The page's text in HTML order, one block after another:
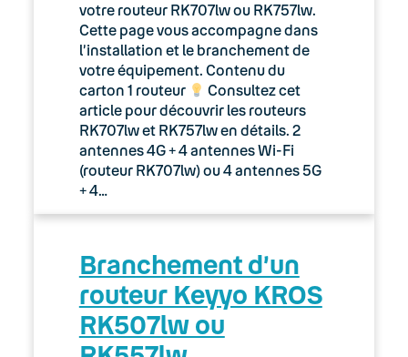
votre routeur RK707lw ou RK757lw.
Cette page vous accompagne dans
l’installation et le branchement de
votre équipement. Contenu du
carton 1 routeur
Consultez cet
article pour découvrir les routeurs
RK707lw et RK757lw en détails. 2
antennes 4G + 4 antennes Wi-Fi
(routeur RK707lw) ou 4 antennes 5G
+ 4…
Branchement d’un
routeur Keyyo KROS
RK507lw ou